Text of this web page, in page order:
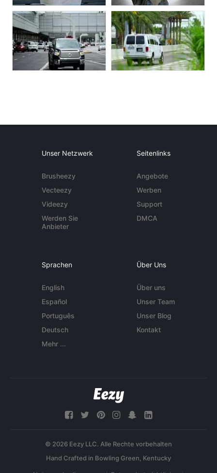
Unser Netzwerk
Brusheezy
Vecteezy
Videezy
Werden Sie
Anbieter
Seitenlinks
Angebote
Werben
Support
DMCA
Sprachen
English
Español
Português
Deutsch
Mehr ...
Über Uns
Über uns
Unser Team
Unser Blog
Kontakt
© 2026 Eezy LLC. Alle Rechte vorbehalten